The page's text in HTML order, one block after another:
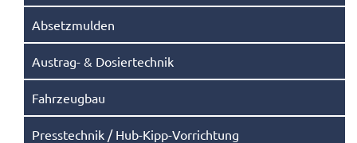
Absetzmulden
Austrag- & Dosiertechnik
Fahrzeugbau
Presstechnik / Hub-Kipp-Vorrichtung